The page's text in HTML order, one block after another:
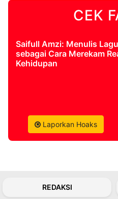
CEK
Saifull Amzi: Menulis Lagu
sebagai Cara Merekam
Kehidupan
Laporkan Hoaks
REDAKSI